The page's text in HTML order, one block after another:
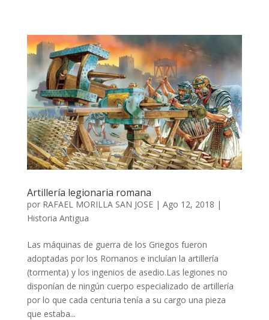
Artillería legionaria romana
por RAFAEL MORILLA SAN JOSE| Ago 12, 2018 |
Historia Antigua
Las máquinas de guerra de los Griegos fueron
adoptadas por los Romanos e incluían la artillería
(tormenta) y los ingenios de asedio.Las legiones no
disponían de ningún cuerpo especializado de artillería
por lo que cada centuria tenía a su cargo una pieza
que estaba...